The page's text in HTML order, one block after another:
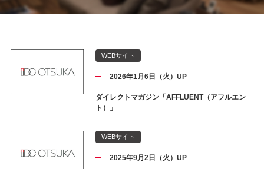
WEBサイト
2026年1月6日（火）UP
ダイレクトマガジン「AFFLUENT（アフルエン
ト）」
WEBサイト
2025年9月2日（火）UP